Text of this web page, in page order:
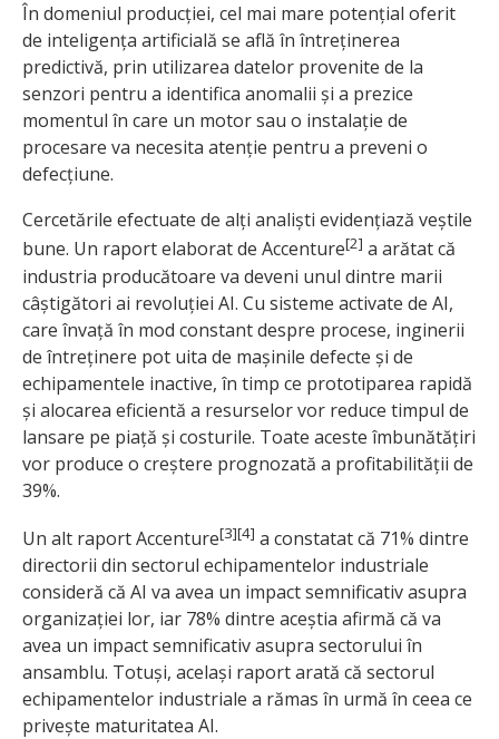
În domeniul producției, cel mai mare potențial oferit
de inteligența artificială se află în întreținerea
predictivă, prin utilizarea datelor provenite de la
senzori pentru a identifica anomalii și a prezice
momentul în care un motor sau o instalație de
procesare va necesita atenție pentru a preveni o
defecțiune.
Cercetările efectuate de alți analiști evidențiază veștile
bune. Un raport elaborat de Accenture[2] a arătat că
industria producătoare va deveni unul dintre marii
câștigători ai revoluției AI. Cu sisteme activate de AI,
care învață în mod constant despre procese, inginerii
de întreținere pot uita de mașinile defecte și de
echipamentele inactive, în timp ce prototiparea rapidă
și alocarea eficientă a resurselor vor reduce timpul de
lansare pe piață și costurile. Toate aceste îmbunătățiri
vor produce o creștere prognozată a profitabilității de
39%.
Un alt raport Accenture[3][4] a constatat că 71% dintre
directorii din sectorul echipamentelor industriale
consideră că AI va avea un impact semnificativ asupra
organizației lor, iar 78% dintre aceștia afirmă că va
avea un impact semnificativ asupra sectorului în
ansamblu. Totuși, același raport arată că sectorul
echipamentelor industriale a rămas în urmă în ceea ce
privește maturitatea AI.